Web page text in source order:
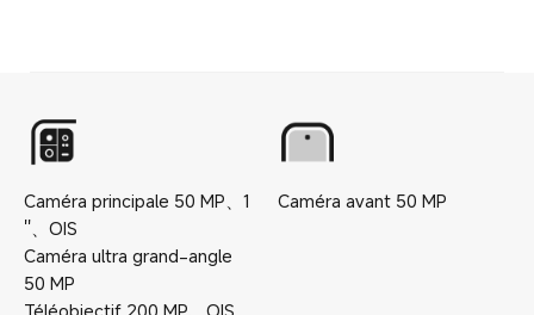
Caméra principale 50 MP
1
''、 OIS
Caméra ultra grand-angle
50 MP
Téléobjectif 200 MP OIS
Caméra avant 50 MP